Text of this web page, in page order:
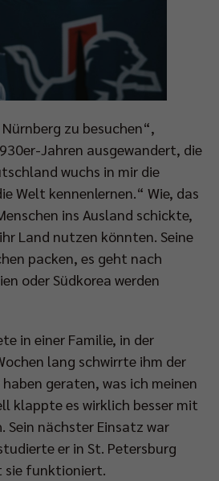
zu besuchen“,
Jahren ausgewandert, die
wuchs in mir die
Welt kennenlernen.“ Wie, das
ins Ausland schickte,
Land nutzen könnten. Seine
packen, es geht nach
oder Südkorea werden
in einer Familie, in der
lang schwirrte ihm der
geraten, was ich meinen
klappte es wirklich besser mit
Sein nächster Einsatz war
er in St. Petersburg
sie funktioniert.